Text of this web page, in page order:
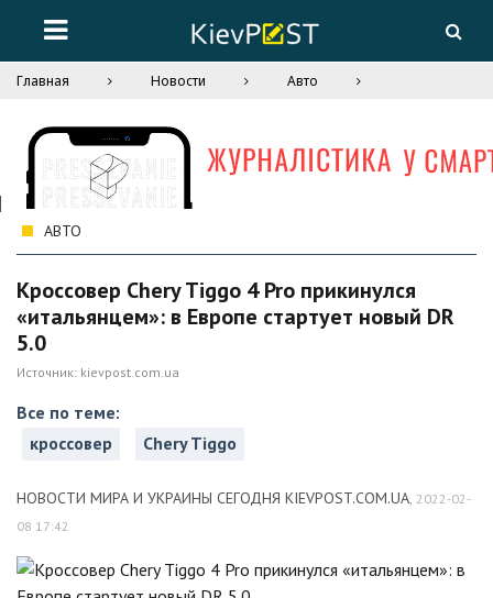
Главная Новости Авто
АВТО
Кроссовер Chery Tiggo 4 Pro прикинулся
«итальянцем»: в Европе стартует новый DR
5.0
Источник: kievpost.com.ua
Все по теме:
кроссовер
Chery Tiggo
НОВОСТИ МИРА И УКРАИНЫ СЕГОДНЯ KIEVPOST.COM.UA, 2022-02-
08 17:42